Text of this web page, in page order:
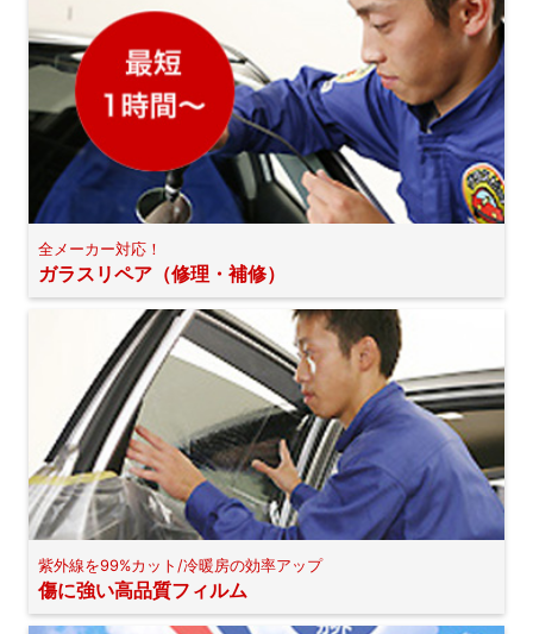
全メーカー対応！
ガラスリペア（修理・補修）
紫外線を99%カット/冷暖房の効率アップ
傷に強い高品質フィルム